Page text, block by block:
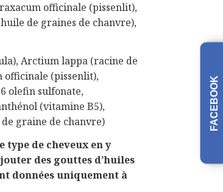
officinale (pissenlit),
de graines de chanvre),
Arctium lappa (racine de
officinale (pissenlit),
olefin sulfonate,
(vitamine B5),
graine de chanvre)
de cheveux en y
des gouttes d’huiles
données uniquement à
FACEBOOK